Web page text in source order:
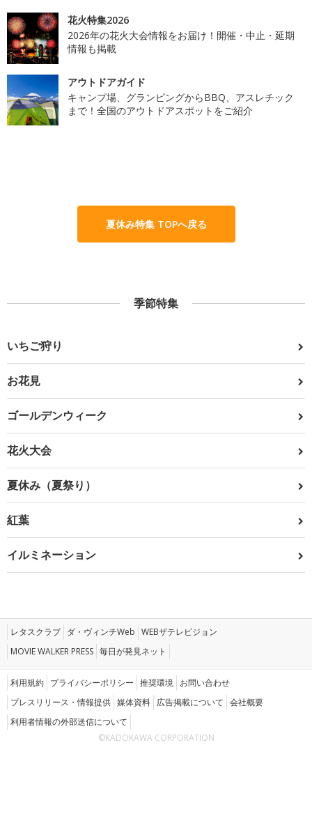
花火特集2026
2026年の花火大会情報をお届け！開催・中止・延期
情報も掲載
アウトドアガイド
キャンプ場、グランピングからBBQ、アスレチック
まで！全国のアウトドアスポットをご紹介
夏休み特集 TOPへ戻る
季節特集
いちご狩り
お花見
ゴールデンウィーク
花火大会
夏休み（夏祭り）
紅葉
イルミネーション
レタスクラブ ダ・ヴィンチWeb WEBザテレビジョン
MOVIE WALKER PRESS 毎日が発見ネット
利用規約 プライバシーポリシー 推奨環境 お問い合わせ
プレスリリース・情報提供 媒体資料 広告掲載について 会社概要
利用者情報の外部送信について
©KADOKAWA CORPORATION